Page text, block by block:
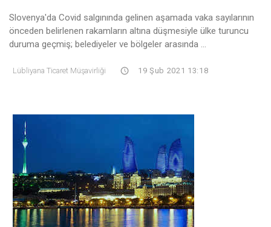
Slovenya'da Covid salgınında gelinen aşamada vaka sayılarının
önceden belirlenen rakamların altına düşmesiyle ülke turuncu
duruma geçmiş; belediyeler ve bölgeler arasında ...
Lübliyana Ticaret Müşavirliği 19 Şub 2021 13:18